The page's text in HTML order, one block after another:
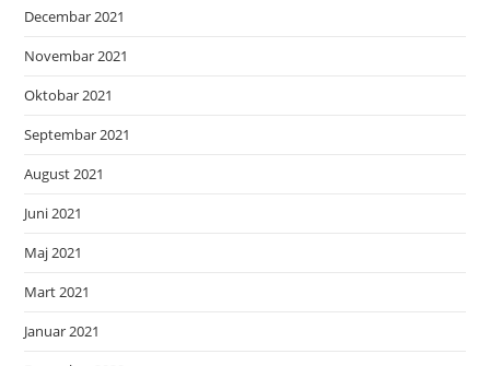
Decembar 2021
Novembar 2021
Oktobar 2021
Septembar 2021
August 2021
Juni 2021
Maj 2021
Mart 2021
Januar 2021